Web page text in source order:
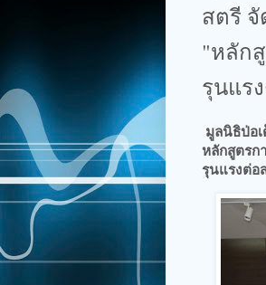
สตรี
"หลัก
รุนแร
มูลนิธิป่อ
หลักสูตรก
รุนแรงต่อ